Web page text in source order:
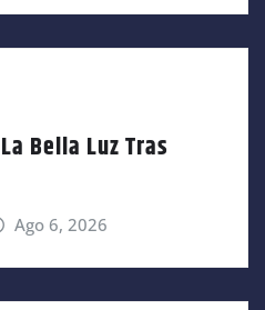
Bella Luz Tras
Ago 6, 2026